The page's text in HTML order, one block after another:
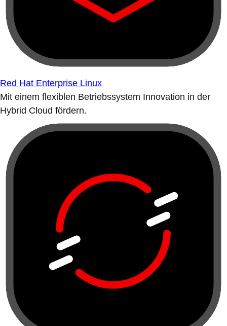
Red Hat Enterprise Linux
Mit einem flexiblen Betriebssystem Innovation in der
Hybrid Cloud fördern.